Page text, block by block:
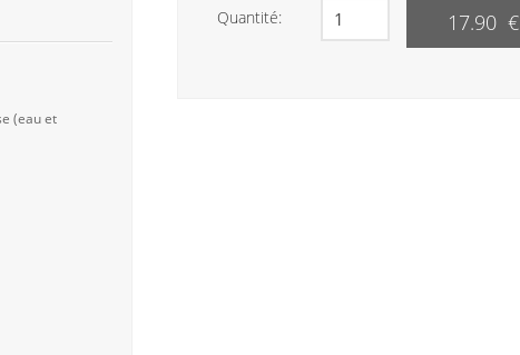
(eau et
Quantité: 17.90 €